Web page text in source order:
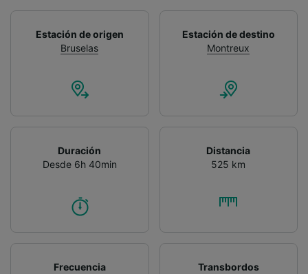
Estación de origen
Bruselas
Estación de destino
Montreux
Duración
Desde 6h 40min
Distancia
525 km
Frecuencia
Transbordos